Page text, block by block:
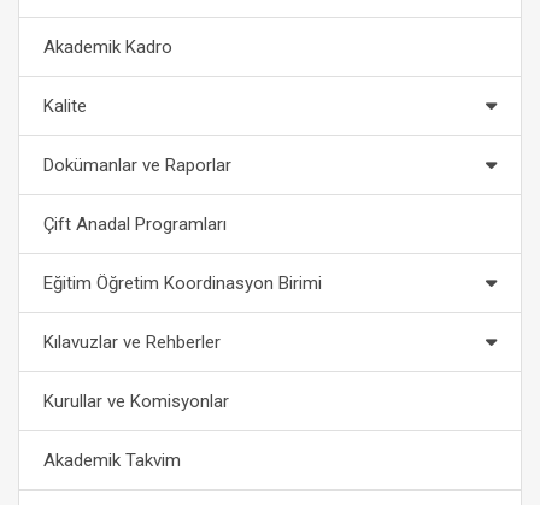
Akademik Kadro
Kalite
Dokümanlar ve Raporlar
Çift Anadal Programları
Eğitim Öğretim Koordinasyon Birimi
Kılavuzlar ve Rehberler
Kurullar ve Komisyonlar
Akademik Takvim